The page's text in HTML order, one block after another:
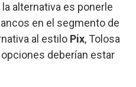
alternativa es ponerle
en el segmento de
al estilo Pix, Tolosa
deberían estar